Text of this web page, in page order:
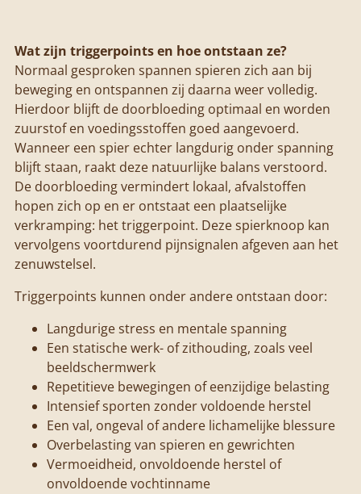
Wat zijn triggerpoints en hoe ontstaan ze?
Normaal gesproken spannen spieren zich aan bij
beweging en ontspannen zij daarna weer volledig.
Hierdoor blijft de doorbloeding optimaal en worden
zuurstof en voedingsstoffen goed aangevoerd.
Wanneer een spier echter langdurig onder spanning
blijft staan, raakt deze natuurlijke balans verstoord.
De doorbloeding vermindert lokaal, afvalstoffen
hopen zich op en er ontstaat een plaatselijke
verkramping: het triggerpoint. Deze spierknoop kan
vervolgens voortdurend pijnsignalen afgeven aan het
zenuwstelsel.
Triggerpoints kunnen onder andere ontstaan door:
Langdurige stress en mentale spanning
Een statische werk- of zithouding, zoals veel
beeldschermwerk
Repetitieve bewegingen of eenzijdige belasting
Intensief sporten zonder voldoende herstel
Een val, ongeval of andere lichamelijke blessure
Overbelasting van spieren en gewrichten
Vermoeidheid, onvoldoende herstel of
onvoldoende vochtinname